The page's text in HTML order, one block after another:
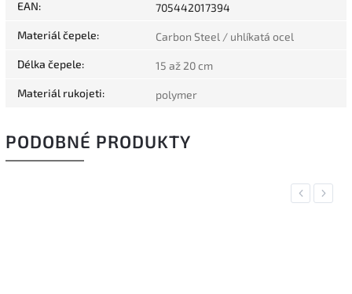
EAN: 705442017394
Materiál čepele: Carbon Steel / uhlíkatá ocel
Délka čepele: 15 až 20 cm
Materiál rukojeti: polymer
PODOBNÉ PRODUKTY
Previous
Next